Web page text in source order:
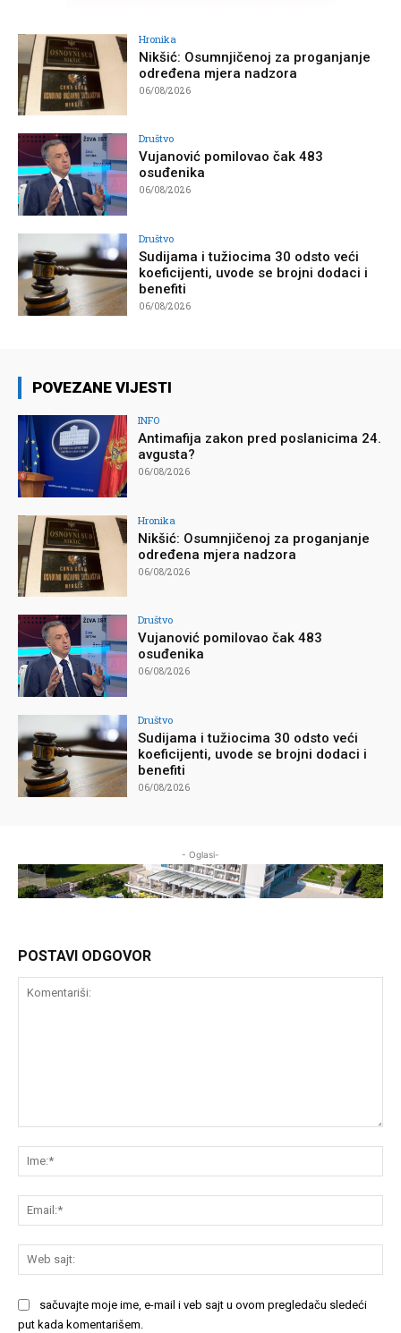
Hronika
Nikšić: Osumnjičenoj za proganjanje
određena mjera nadzora
06/08/2026
Društvo
Vujanović pomilovao čak 483
osuđenika
06/08/2026
Društvo
Sudijama i tužiocima 30 odsto veći
koeficijenti, uvode se brojni dodaci i
benefiti
06/08/2026
POVEZANE VIJESTI
INFO
Antimafija zakon pred poslanicima 24.
avgusta?
06/08/2026
Hronika
Nikšić: Osumnjičenoj za proganjanje
određena mjera nadzora
06/08/2026
Društvo
Vujanović pomilovao čak 483
osuđenika
06/08/2026
Društvo
Sudijama i tužiocima 30 odsto veći
koeficijenti, uvode se brojni dodaci i
benefiti
06/08/2026
- Oglasi-
POSTAVI ODGOVOR
sačuvajte moje ime, e-mail i veb sajt u ovom pregledaču sledeći
put kada komentarišem.